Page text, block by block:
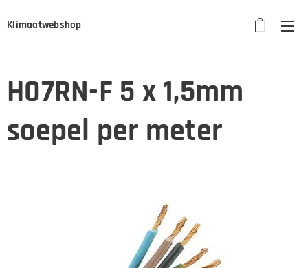
Klimaatwebshop
H07RN-F 5 x 1,5mm
soepel per meter